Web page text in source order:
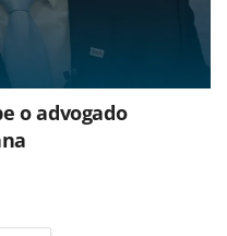
o advogado